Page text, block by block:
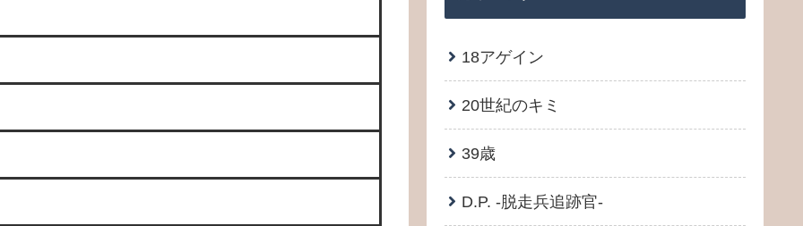
18アゲイン
20世紀のキミ
39歳
D.P. -脱走兵追跡官-